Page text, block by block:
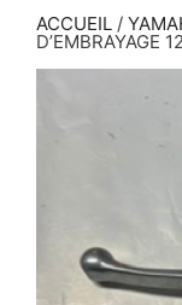
ACCUEIL /
D’EMBRAYAGE